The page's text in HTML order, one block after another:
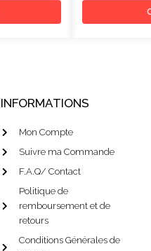
INFORMATIONS
Mon Compte
Suivre ma Commande
F.A.Q/ Contact
Politique de
remboursement et de
retours
Conditions Générales de